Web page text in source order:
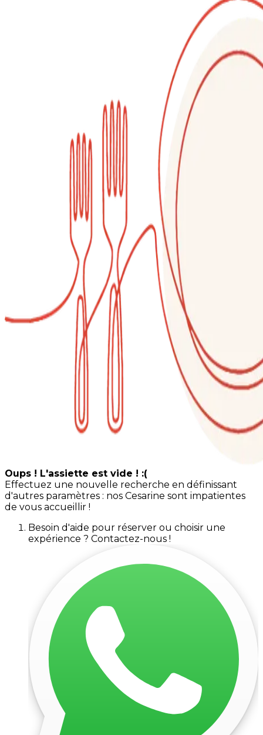
Oups ! L'assiette est vide ! :(
Effectuez une nouvelle recherche en définissant
d'autres paramètres : nos Cesarine sont impatientes
de vous accueillir !
Besoin d'aide pour réserver ou choisir une
expérience ? Contactez-nous !